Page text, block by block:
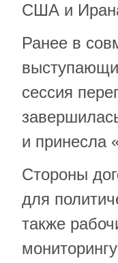
США и
Ранее в
сессия
и принесла
Стороны
для
также